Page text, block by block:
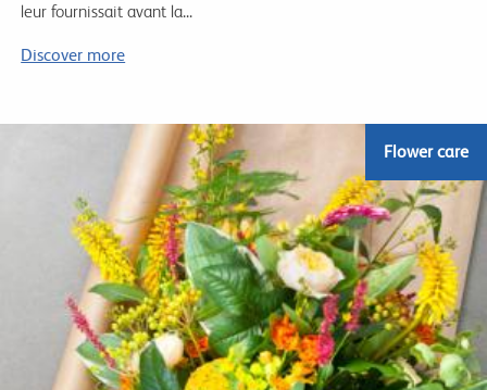
leur fournissait avant la...
Discover more
Flower care